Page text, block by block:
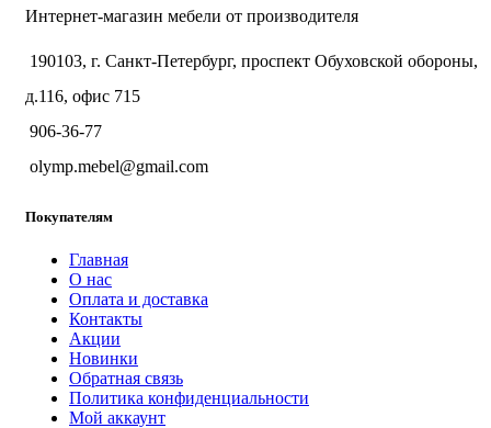
Интернет-магазин мебели от производителя
190103, г. Санкт-Петербург, проспект Обуховской обороны,
д.116, офис 715
906-36-77
olymp.mebel@gmail.com
Покупателям
Главная
О нас
Оплата и доставка
Контакты
Акции
Новинки
Обратная связь
Политика конфиденциальности
Мой аккаунт